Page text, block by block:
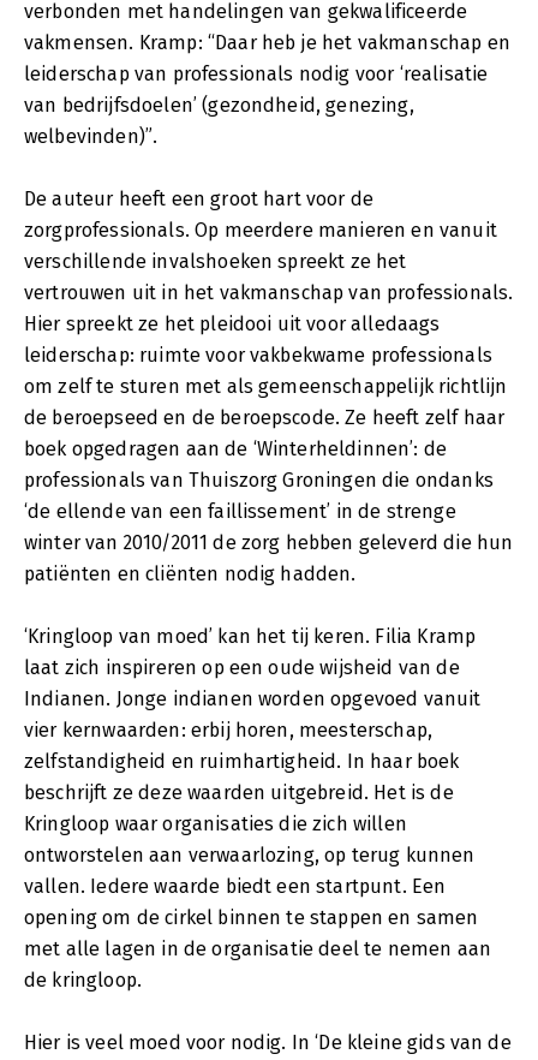
verbonden met handelingen van gekwalificeerde
vakmensen. Kramp: “Daar heb je het vakmanschap en
leiderschap van professionals nodig voor ‘realisatie
van bedrijfsdoelen’ (gezondheid, genezing,
welbevinden)”.
De auteur heeft een groot hart voor de
zorgprofessionals. Op meerdere manieren en vanuit
verschillende invalshoeken spreekt ze het
vertrouwen uit in het vakmanschap van professionals.
Hier spreekt ze het pleidooi uit voor alledaags
leiderschap: ruimte voor vakbekwame professionals
om zelf te sturen met als gemeenschappelijk richtlijn
de beroepseed en de beroepscode. Ze heeft zelf haar
boek opgedragen aan de ‘Winterheldinnen’: de
professionals van Thuiszorg Groningen die ondanks
‘de ellende van een faillissement’ in de strenge
winter van 2010/2011 de zorg hebben geleverd die hun
patiënten en cliënten nodig hadden.
‘Kringloop van moed’ kan het tij keren. Filia Kramp
laat zich inspireren op een oude wijsheid van de
Indianen. Jonge indianen worden opgevoed vanuit
vier kernwaarden: erbij horen, meesterschap,
zelfstandigheid en ruimhartigheid. In haar boek
beschrijft ze deze waarden uitgebreid. Het is de
Kringloop waar organisaties die zich willen
ontworstelen aan verwaarlozing, op terug kunnen
vallen. Iedere waarde biedt een startpunt. Een
opening om de cirkel binnen te stappen en samen
met alle lagen in de organisatie deel te nemen aan
de kringloop.
Hier is veel moed voor nodig. In ‘De kleine gids van de